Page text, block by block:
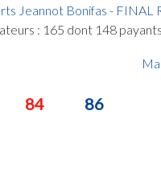
Jeannot Bonifas - FINAL
: 165 dont 148 payants
84 86